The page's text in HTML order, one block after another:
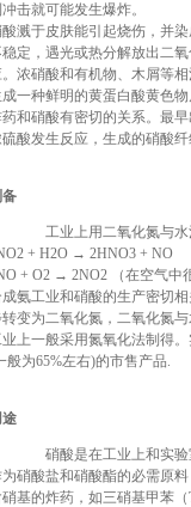
击就可能发生爆炸。
溅于皮肤能引起烧伤，并
定，遇光或热分解放出二
。浓硝酸和有机物、木屑等
一种鲜明的黄蛋白酸黄色
和硝酸有密切的关系。最
酸发生反应，生成的硝酸
工业上用二氧化氮与水
+ H2O → 2HNO3 + NO
+ O2 → 2NO2 （在空气中
氨工业和硝酸的生产密切
变为二氧化氮，二氧化氮
上一般采用氮氧化法制得
般为65%左右)的市售产品.
途
硝酸是在工业上和实验
硝酸盐和硝酸酯的必需原
基的炸药，如三硝基甲苯